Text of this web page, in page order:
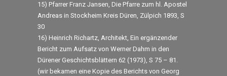
15) Pfarrer Franz Jansen, Die Pfarre zum hl. Apostel
Andreas in Stockheim Kreis Düren, Zülpich 1893, S
30
16) Heinrich Richartz, Architekt, Ein ergänzender
Bericht zum Aufsatz von Werner Dahm in den
Dürener Geschichtsblättern 62 (1973), S 75 – 81.
(wir bekamen eine Kopie des Berichts von Georg